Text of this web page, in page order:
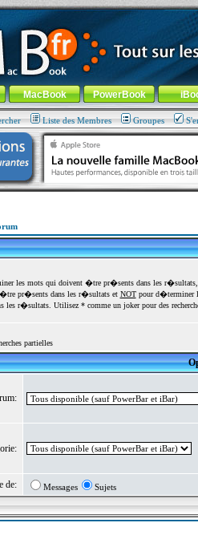
100% nomade !
menu général-Aller au menu de
MacBook PowerBook
Liste des Membres Groupes
les mots qui doivent �tre pr�sents dans les
pr�sents dans les r�sultats et NOTpour d�terminer
les r�sultats. Utilisez * comme un joker pour des
partielles
de: Messages Sujets